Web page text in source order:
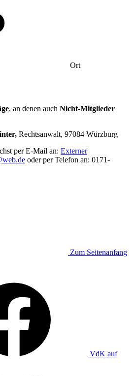
Ort
, an denen auch Nicht-Mitglieder
Rechtsanwalt, 97084 Würzburg
per E-Mail an: Externer
web.de oder per Telefon an: 0171-
Zum Seitenanfang
VdK auf